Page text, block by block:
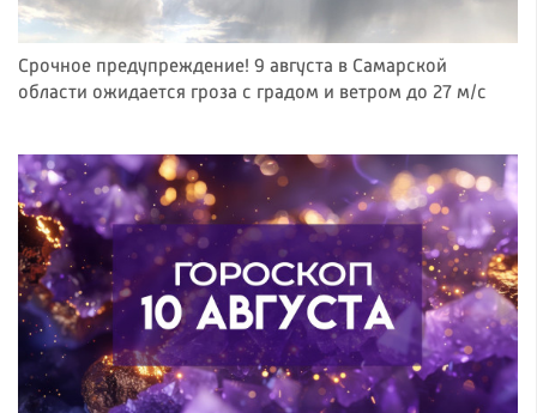
Срочное предупреждение! 9 августа в Самарской
области ожидается гроза с градом и ветром до 27 м/с